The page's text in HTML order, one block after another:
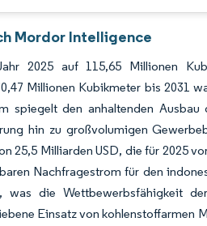
Mordor Intelligence
2025 auf 115,65 Millionen
Millionen Kubikmeter bis 2031
spiegelt den anhaltenden Ausbau
hin zu großvolumigen
25,5 Milliarden USD, die für 2025
Nachfragestrom für den
was die Wettbewerbsfähigkeit
Einsatz von kohlenstoffarmen